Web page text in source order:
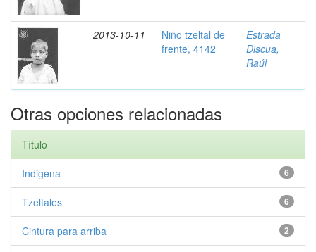
2013-10-11
Niño tzeltal de
frente, 4142
Estrada
Discua,
Raúl
Otras opciones relacionadas
Título
6
Indigena
6
Tzeltales
2
Cintura para arriba